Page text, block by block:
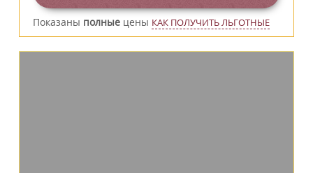
Показаны полные цены КАК ПОЛУЧИТЬ ЛЬГОТНЫЕ